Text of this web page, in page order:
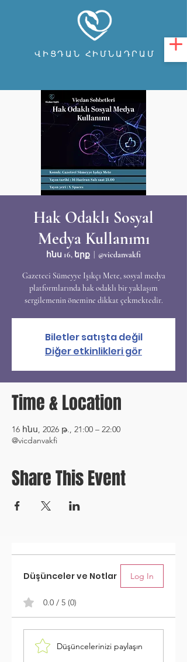
ՎԻՑԴԱՆ ՀԻՄՆԱԴՐԱՄ
Hak Odaklı Sosyal
Medya Kullanımı
հնս 16, երք @vicdanvakfi
Gazeteci Sümeyye Işıkçı Mete, sosyal medya
platformlarında hak odaklı bir yaklaşım
sergilemenin önemine dikkat çekmektedir.
Biletler satışta değil
Diğer etkinlikleri gör
Time & Location
16 հնս, 2026 թ., 21:00 – 22:00
@vicdanvakfi
Share This Event
Düşünceler ve Notlar Log In
0.0 / 5 (0)
Düşüncelerinizi paylaşın